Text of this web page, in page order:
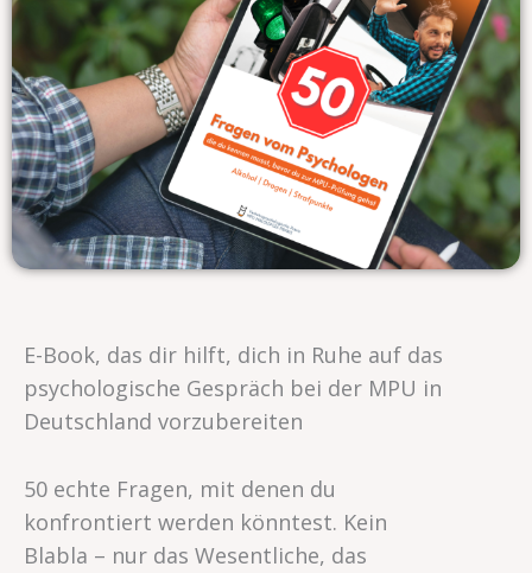
E-Book, das dir hilft, dich in Ruhe auf das
psychologische Gespräch bei der MPU in
Deutschland vorzubereiten
50 echte Fragen, mit denen du
konfrontiert werden könntest. Kein
Blabla – nur das Wesentliche, das